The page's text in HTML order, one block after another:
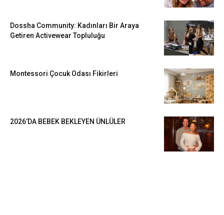
Dossha Community: Kadınları Bir Araya
Getiren Activewear Topluluğu
Montessori Çocuk Odası Fikirleri
2026’DA BEBEK BEKLEYEN ÜNLÜLER